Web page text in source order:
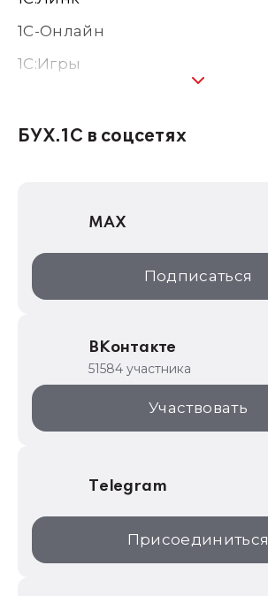
1С-Онлайн
1C:Игры
1С:Консалтинг
1С:Дистрибьюция
1С:Образование
ИТС.1C.ru
1С:Торговая площадка
БУХ.1С в соцсетях
MAX
Подписаться
ВКонтакте
51584 участника
Участвовать
Telegram
Присоединиться